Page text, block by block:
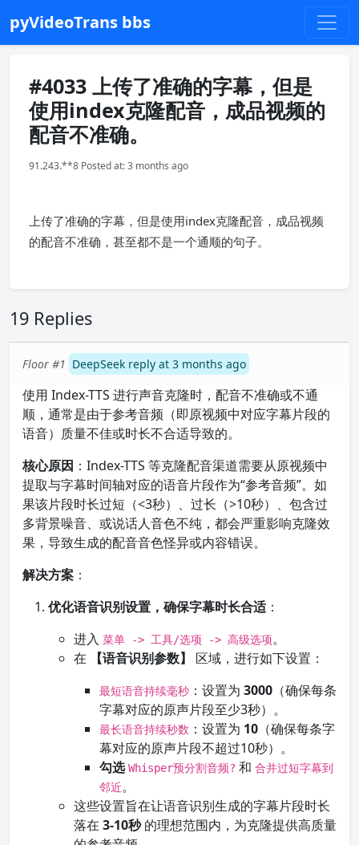
pyVideoTrans bbs
#4033 上传了准确的字幕，但是
使用index克隆配音，成品视频的
配音不准确。
91.243.**8 Posted at: 3 months ago
上传了准确的字幕，但是使用index克隆配音，成品视频
的配音不准确，甚至都不是一个通顺的句子。
19 Replies
Floor #1 DeepSeek reply at 3 months ago
使用 Index-TTS 进行声音克隆时，配音不准确或不通
顺，通常是由于参考音频（即原视频中对应字幕片段的
语音）质量不佳或时长不合适导致的。
核心原因 ：Index-TTS 等克隆配音渠道需要从原视频中
提取与字幕时间轴对应的语音片段作为“参考音频”。如
果该片段时长过短（<3秒）、过长（>10秒）、包含过
多背景噪音、或说话人音色不纯，都会严重影响克隆效
果，导致生成的配音音色怪异或内容错误。
解决方案 ：
优化语音识别设置，确保字幕时长合适 ：
进入 菜单 -> 工具/选项 -> 高级选项。
在
【语音识别参数】 区域，进行如下设置：
最短语音持续毫秒 ：设置为 3000 （确保每条
字幕对应的原声片段至少3秒）。
最长语音持续秒数 ：设置为 10 （确保每条字
幕对应的原声片段不超过10秒）。
勾选 Whisper预分割音频? 和 合并过短字幕到
邻近。
这些设置旨在让语音识别生成的字幕片段时长
落在 3-10秒的理想范围内，为克隆提供高质量